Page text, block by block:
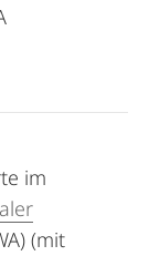
im
(mit